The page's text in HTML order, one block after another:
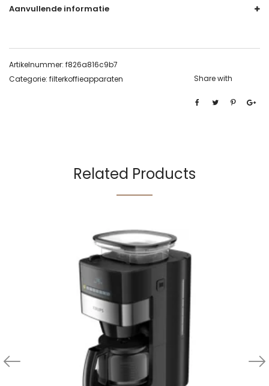
Aanvullende informatie
Artikelnummer: f826a816c9b7
Categorie: filterkoffieapparaten Share with
Related Products